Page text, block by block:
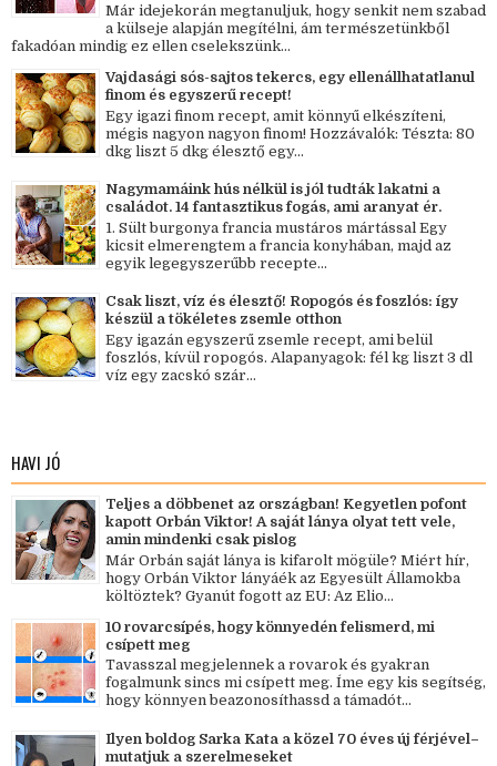
Már idejekorán megtanuljuk, hogy senkit nem szabad
a külseje alapján megítélni, ám természetünkből
fakadóan mindig ez ellen cselekszünk...
Vajdasági sós-sajtos tekercs, egy ellenállhatatlanul
finom és egyszerű recept!
Egy igazi finom recept, amit könnyű elkészíteni,
mégis nagyon nagyon finom! Hozzávalók: Tészta: 80
dkg liszt 5 dkg élesztő egy...
Nagymamáink hús nélkül is jól tudták lakatni a
családot. 14 fantasztikus fogás, ami aranyat ér.
1. Sült burgonya francia mustáros mártással Egy
kicsit elmerengtem a francia konyhában, majd az
egyik legegyszerűbb recepte...
Csak liszt, víz és élesztő! Ropogós és foszlós: így
készül a tökéletes zsemle otthon
Egy igazán egyszerű zsemle recept, ami belül
foszlós, kívül ropogós. Alapanyagok: fél kg liszt 3 dl
víz egy zacskó szár...
HAVI JÓ
Teljes a döbbenet az országban! Kegyetlen pofont
kapott Orbán Viktor! A saját lánya olyat tett vele,
amin mindenki csak pislog
Már Orbán saját lánya is kifarolt mögüle? Miért hír,
hogy Orbán Viktor lányáék az Egyesült Államokba
költöztek? Gyanút fogott az EU: Az Elio...
10 rovarcsípés, hogy könnyedén felismerd, mi
csípett meg
Tavasszal megjelennek a rovarok és gyakran
fogalmunk sincs mi csípett meg. Íme egy kis segítség,
hogy könnyen beazonosíthassd a támadót...
Ilyen boldog Sarka Kata a közel 70 éves új férjével–
mutatjuk a szerelmeseket